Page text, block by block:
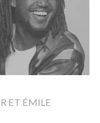
ET ÉMILE